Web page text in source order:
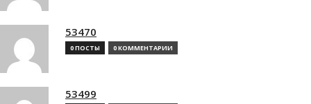
53470
0 ПОСТЫ 0 КОММЕНТАРИИ
53499